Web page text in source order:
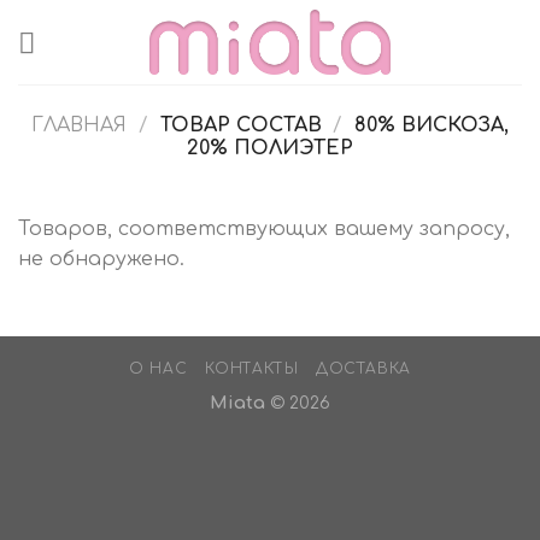
ГЛАВНАЯ / ТОВАР СОСТАВ /
80% ВИСКОЗА,
20% ПОЛИЭТЕР
Товаров, соответствующих вашему запросу,
не обнаружено.
О НАС КОНТАКТЫ ДОСТАВКА
Miata © 2026